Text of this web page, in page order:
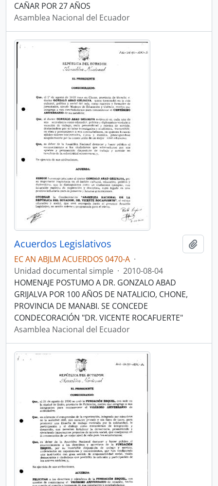
CAÑAR POR 27 AÑOS
Asamblea Nacional del Ecuador
Acuerdos Legislativos
EC AN ABJLM ACUERDOS 0470-A ·
Unidad documental simple · 2010-08-04
HOMENAJE POSTUMO A DR. GONZALO ABAD
GRIJALVA POR 100 AÑOS DE NATALICIO, CHONE,
PROVINCIA DE MANABI. SE CONCEDE
CONDECORACIÓN "DR. VICENTE ROCAFUERTE"
Asamblea Nacional del Ecuador